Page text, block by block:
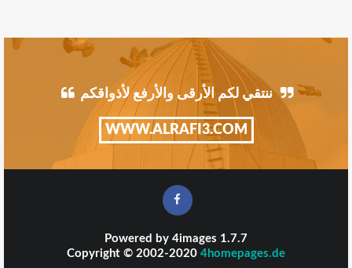
ننتقي لكم الأرقى والأرفع لأذواقكم
WWW.ALRAFI3.COM
Powered by 4images 1.7.7
Copyright © 2002-2020 4homepages.de